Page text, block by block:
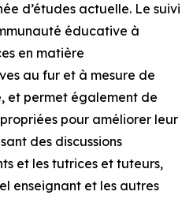
d’études actuelle. Le suivi
éducative à
en matière
au fur et à mesure de
et permet également de
pour améliorer leur
des discussions
et les tutrices et tuteurs,
enseignant et les autres